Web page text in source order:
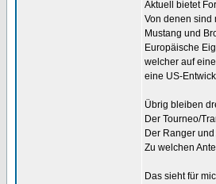
Aktuell bietet
Von denen sind
Mustang und
Europäische
welcher auf
eine US-
Übrig bleiben
Der Tourneo/
Der Ranger
Zu welchen
Das sieht für